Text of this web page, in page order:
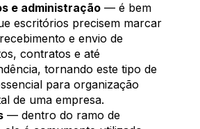
e administração — é bem
escritórios precisem marcar
e envio de
contratos e até
tornando este tipo de
para organização
de uma empresa.
— dentro do ramo de